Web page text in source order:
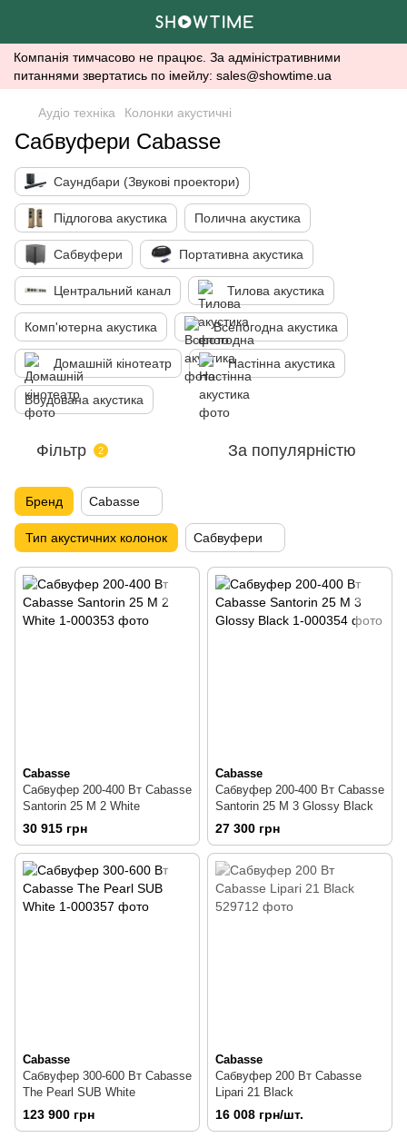
Компанія тимчасово не працює. За адміністративними
питаннями звертатись по імейлу: sales@showtime.ua
Аудіо техніка Колонки акустичні
Сабвуфери Cabasse
Саундбари (Звукові проектори)
Підлогова акустика Полична акустика
Сабвуфери Портативна акустика
Центральний канал Тилова акустика
Комп'ютерна акустика Всепогодна акустика
Домашній кінотеатр Настінна акустика
Вбудована акустика
Фільтр 2 За популярністю
Бренд Cabasse
Тип акустичних колонок Сабвуфери
Cabasse
Сабвуфер 200-400 Вт Cabasse
Santorin 25 M 2 White
30 915 грн
Cabasse
Сабвуфер 200-400 Вт Cabasse
Santorin 25 M 3 Glossy Black
27 300 грн
Cabasse
Сабвуфер 300-600 Вт Cabasse
The Pearl SUB White
123 900 грн
Cabasse
Сабвуфер 200 Вт Cabasse
Lipari 21 Black
16 008 грн/шт.